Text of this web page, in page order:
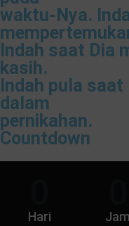
waktu-Nya.
Indah saat Dia
kasih.
Indah pula
dalam
pernikahan.
Countdown
Hari Jam